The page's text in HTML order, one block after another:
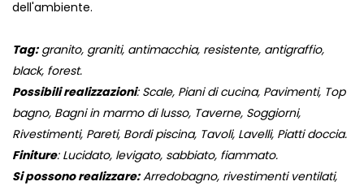
dell'ambiente.
Tag:granito, graniti, antimacchia, resistente, antigraffio,
black, forest.
Possibili realizzazioni: Scale, Piani di cucina, Pavimenti, Top
bagno, Bagni in marmo di lusso, Taverne, Soggiorni,
Rivestimenti, Pareti, Bordi piscina, Tavoli, Lavelli, Piatti doccia.
Finiture: Lucidato, levigato, sabbiato, fiammato.
Si possono realizzare:Arredobagno, rivestimenti ventilati,